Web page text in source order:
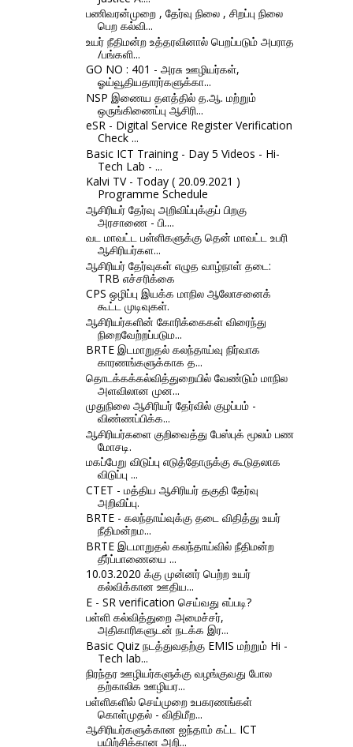
பணிவரன்முறை , தேர்வு நிலை , சிறப்பு நிலை
பெற கல்வி...
உயர் நீதிமன்ற உத்தரவினால் பெறப்படும் அபராத
/பங்களி...
GO NO : 401 - அரசு ஊழியர்கள்,
ஓய்வூதியதாரர்களுக்கா...
NSP இணைய தளத்தில் த.ஆ. மற்றும்
ஒருங்கிணைப்பு ஆசிரி...
eSR - Digital Service Register Verification
Check ...
Basic ICT Training - Day 5 Videos - Hi-
Tech Lab - ...
Kalvi TV - Today ( 20.09.2021 )
Programme Schedule
ஆசிரியர் தேர்வு அறிவிப்புக்குப் பிறகு
அரசாணை - பி....
வட மாவட்ட பள்ளிகளுக்கு தென் மாவட்ட உபரி
ஆசிரியர்கள...
ஆசிரியர் தேர்வுகள் எழுத வாழ்நாள் தடை:
TRB எச்சரிக்கை
CPS ஒழிப்பு இயக்க மாநில ஆலோசனைக்
கூட்ட முடிவுகள்.
ஆசிரியர்களின் கோரிக்கைகள் விரைந்து
நிறைவேற்றப்படும...
BRTE இடமாறுதல் கலந்தாய்வு நிர்வாக
காரணங்களுக்காக த...
தொடக்கக்கல்வித்துறையில் வேண்டும் மாநில
அளவிலான முன...
முதுநிலை ஆசிரியர் தேர்வில் குழப்பம் -
விண்ணப்பிக்க...
ஆசிரியர்களை குறிவைத்து பேஸ்புக் மூலம் பண
மோசடி.
மகப்பேறு விடுப்பு எடுத்தோருக்கு கூடுதலாக
விடுப்பு ...
CTET - மத்திய ஆசிரியர் தகுதி தேர்வு
அறிவிப்பு.
BRTE - கலந்தாய்வுக்கு தடை விதித்து உயர்
நீதிமன்றம...
BRTE இடமாறுதல் கலந்தாய்வில் நீதிமன்ற
தீர்ப்பாணையை ...
10.03.2020 க்கு முன்னர் பெற்ற உயர்
கல்விக்கான ஊதிய...
E - SR verification செய்வது எப்படி?
பள்ளி கல்வித்துறை அமைச்சர்,
அதிகாரிகளுடன் நடக்க இர...
Basic Quiz நடத்துவதற்கு EMIS மற்றும் Hi -
Tech lab...
நிரந்தர ஊழியர்களுக்கு வழங்குவது போல
தற்காலிக ஊழியர...
பள்ளிகளில் செய்முறை உபகரணங்கள்
கொள்முதல் - விதிமீற...
ஆசிரியர்களுக்கான ஐந்தாம் கட்ட ICT
பயிற்சிக்கான அறி...